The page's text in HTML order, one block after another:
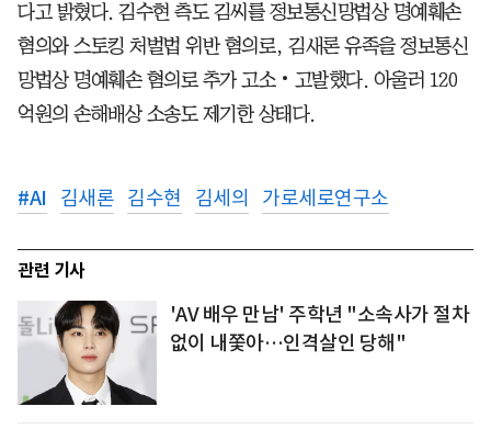
다고 밝혔다. 김수현 측도 김씨를 정보통신망법상 명예훼손
혐의와 스토킹 처벌법 위반 혐의로, 김새론 유족을 정보통신
망법상 명예훼손 혐의로 추가 고소‧고발했다. 아울러 120
억원의 손해배상 소송도 제기한 상태다.
#AI 김새론 김수현 김세의 가로세로연구소
관련 기사
'AV 배우 만남' 주학년 "소속사가 절차
없이 내쫓아…인격살인 당해"